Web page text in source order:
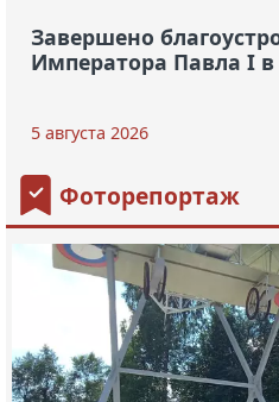
Завершено
Императора Павла I в
5 августа 2026
Фоторепортаж